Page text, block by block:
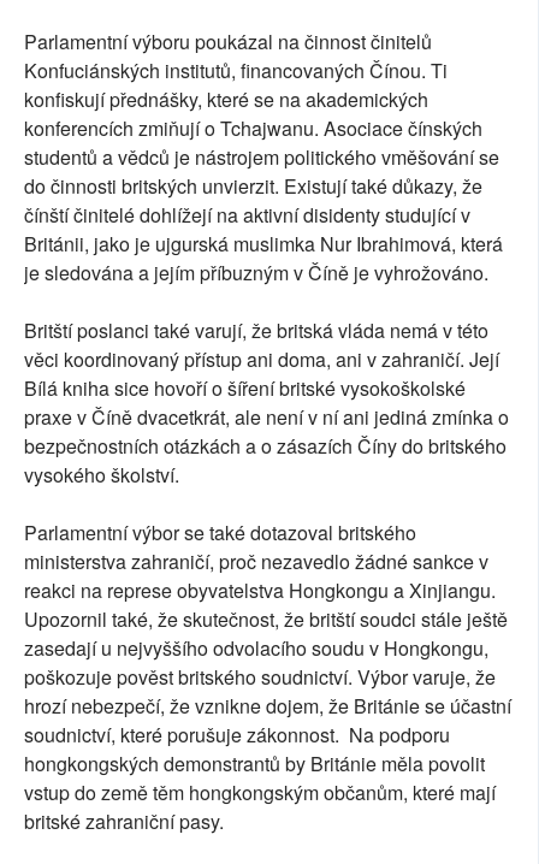
Parlamentní výboru poukázal na činnost činitelů
Konfuciánských institutů, financovaných Čínou. Ti
konfiskují přednášky, které se na akademických
konferencích zmiňují o Tchajwanu. Asociace čínských
studentů a vědců je nástrojem politického vměšování se
do činnosti britských unvierzit. Existují také důkazy, že
čínští činitelé dohlížejí na aktivní disidenty studující v
Británii, jako je ujgurská muslimka Nur Ibrahimová, která
je sledována a jejím příbuzným v Číně je vyhrožováno.
Britští poslanci také varují, že britská vláda nemá v této
věci koordinovaný přístup ani doma, ani v zahraničí. Její
Bílá kniha sice hovoří o šíření britské vysokoškolské
praxe v Číně dvacetkrát, ale není v ní ani jediná zmínka o
bezpečnostních otázkách a o zásazích Číny do britského
vysokého školství.
Parlamentní výbor se také dotazoval britského
ministerstva zahraničí, proč nezavedlo žádné sankce v
reakci na represe obyvatelstva Hongkongu a Xinjiangu.
Upozornil také, že skutečnost, že britští soudci stále ještě
zasedají u nejvyššího odvolacího soudu v Hongkongu,
poškozuje pověst britského soudnictví. Výbor varuje, že
hrozí nebezpečí, že vznikne dojem, že Británie se účastní
soudnictví, které porušuje zákonnost. Na podporu
hongkongských demonstrantů by Británie měla povolit
vstup do země těm hongkongským občanům, které mají
britské zahraniční pasy.